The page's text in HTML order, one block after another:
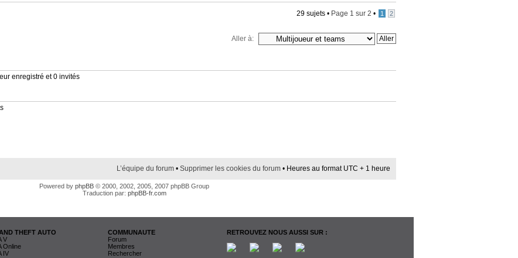
29 sujets • Page 1 sur 2 • 1 2
Aller à:
enregistré et 0 invités
L’équipe du forum • Supprimer les cookies du forum • Heures au format UTC + 1 heure
Powered by phpBB © 2000, 2002, 2005, 2007 phpBB Group
Traduction par: phpBB-fr.com
THEFT AUTO
V
Online
IV
COMMUNAUTE
Forum
Membres
Rechercher
RETROUVEZ NOUS AUSSI SUR :